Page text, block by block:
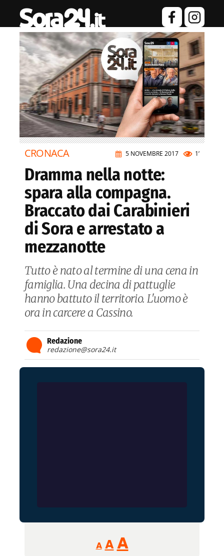
5 NOVEMBRE 2017 1’
CRONACA
Dramma nella notte:
spara alla compagna.
Braccato dai Carabinieri
di Sora e arrestato a
mezzanotte
Tutto è nato al termine di una cena in
famiglia. Una decina di pattuglie
hanno battuto il territorio. L'uomo è
ora in carcere a Cassino.
Redazione
redazione@sora24.it
A
Reducir
tamaño
A Restablecer
AAumentar